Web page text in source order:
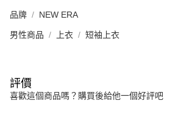
品牌 NEW ERA
男性商品 上衣 短袖上衣
評價
喜歡這個商品嗎？購買後給他一個好評吧